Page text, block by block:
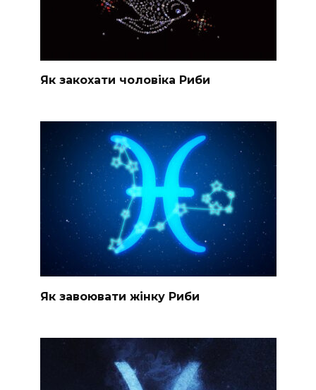
Як закохати чоловіка Риби
Як завоювати жінку Риби